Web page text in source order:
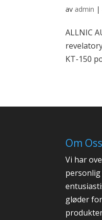
av admin |
ALLNIC
KT-150
Om Oss
Vi har
gløder